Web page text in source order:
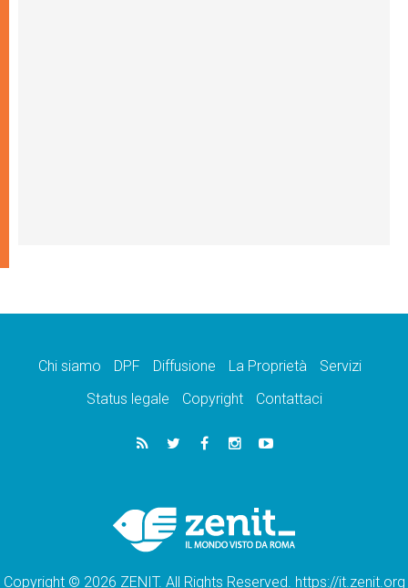
Chi siamo DPF Diffusione La Proprietà
Servizi
Status legale
Copyright Contattaci
Copyright © 2026 ZENIT. All Rights Reserved. https://it.zenit.org